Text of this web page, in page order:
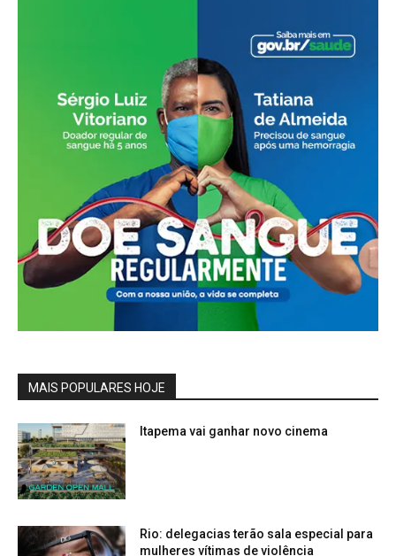
MAIS POPULARES HOJE
Itapema vai ganhar novo cinema
Rio: delegacias terão sala especial para
mulheres vítimas de violência